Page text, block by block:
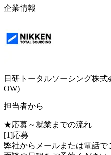
企業情報
日研トータルソーシング株
OW)
担当者から
★応募～就業までの流れ
[1]応募
弊社からメールまたは電話で